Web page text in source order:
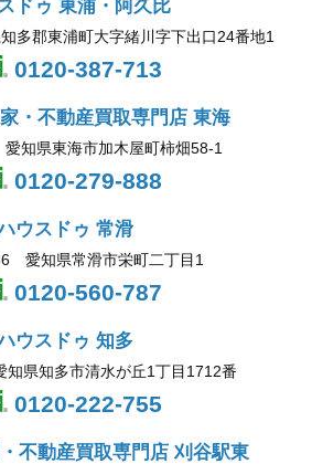
ドゥ 東浦・阿久比
多郡東浦町大字緒川字下出口24番地1
0120-387-713
・不動産買取専門店 東海
知県東海市加木屋町柿畑58-1
0120-279-888
ウスドゥ 常滑
愛知県常滑市栄町二丁目1
0120-560-787
ウスドゥ 知多
県知多市清水が丘1丁目1712番
0120-222-755
不動産買取専門店 刈谷駅東